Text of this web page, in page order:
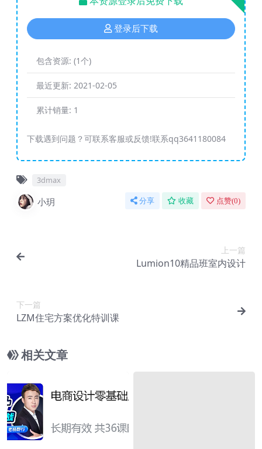
登录后下载
包含资源: (1个)
最近更新: 2021-02-05
累计销量: 1
下载遇到问题？可联系客服或反馈!联系qq3641180084
3dmax
小玥 分享 收藏 点赞(0)
上一篇
Lumion10精品班室内设计
下一篇
LZM住宅方案优化特训课
相关文章